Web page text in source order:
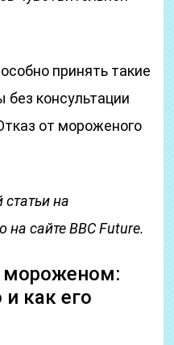
принять такие
консультации
от мороженого
статьи на
сайте BBC Future.
как его